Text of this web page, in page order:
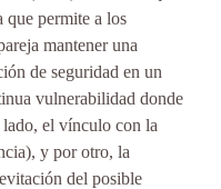
que permite a los
mantener una
de seguridad en un
vulnerabilidad donde
lado, el vínculo con la
y por otro, la
del posible